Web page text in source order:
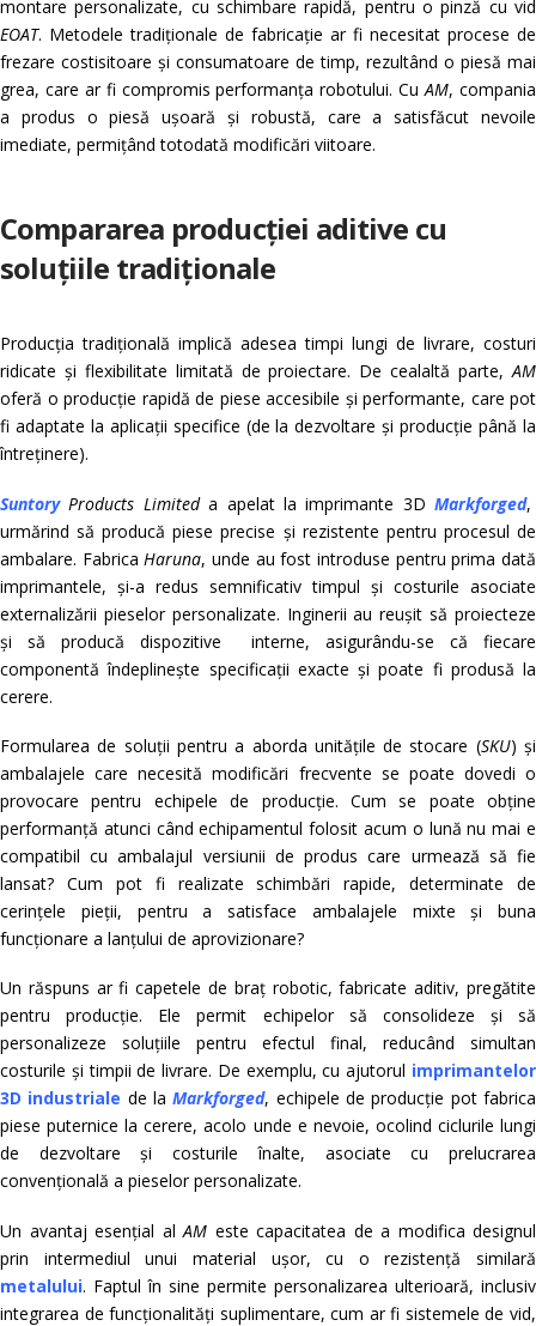
montare personalizate, cu schimbare rapidă, pentru o pinză cu vid
EOAT. Metodele tradiționale de fabricație ar fi necesitat procese de
frezare costisitoare și consumatoare de timp, rezultând o piesă mai
grea, care ar fi compromis performanța robotului. CuAM, compania
a produs o piesă ușoară și robustă, care a satisfăcut nevoile
imediate, permițând totodată modificări viitoare.
Compararea producției aditive cu
soluțiile tradiționale
Producția tradițională implică adesea timpi lungi de livrare, costuri
ridicate și flexibilitate limitată de proiectare. De cealaltă parte,AM
oferă o producție rapidă de piese accesibile și performante, care pot
fi adaptate la aplicații specifice (de la dezvoltare și producție până la
întreținere).
Suntory Products Limiteda apelat la imprimante 3D Markforged,
urmărind să producă piese precise și rezistente pentru procesul de
ambalare. Fabrica Haruna, unde au fost introduse pentru prima dată
imprimantele, și-a redus semnificativ timpul și costurile asociate
externalizării pieselor personalizate. Inginerii au reușit să proiecteze
și să producă dispozitive interne, asigurându-se că fiecare
componentă îndeplinește specificații exacte și poate fi produsă la
cerere.
Formularea de soluții pentru a aborda unitățile de stocare (SKU) și
ambalajele care necesită modificări frecvente se poate dovedi o
provocare pentru echipele de producție. Cum se poate obține
performanță atunci când echipamentul folosit acum o lună nu mai e
compatibil cu ambalajul versiunii de produs care urmează să fie
lansat? Cum pot fi realizate schimbări rapide, determinate de
cerințele pieții, pentru a satisface ambalajele mixte și buna
funcționare a lanțului de aprovizionare?
Un răspuns ar fi capetele de braț robotic, fabricate aditiv, pregătite
pentru producție. Ele permit echipelor să consolideze și să
personalizeze soluțiile pentru efectul final, reducând simultan
costurile și timpii de livrare. De exemplu, cu ajutorul imprimantelor
3D industriale de laMarkforged, echipele de producție pot fabrica
piese puternice la cerere, acolo unde e nevoie, ocolind ciclurile lungi
de dezvoltare și costurile înalte, asociate cu prelucrarea
convențională a pieselor personalizate.
Un avantaj esențial alAM este capacitatea de a modifica designul
prin intermediul unui material ușor, cu o rezistență similară
metalului. Faptul în sine permite personalizarea ulterioară, inclusiv
integrarea de funcționalități suplimentare, cum ar fi sistemele de vid,